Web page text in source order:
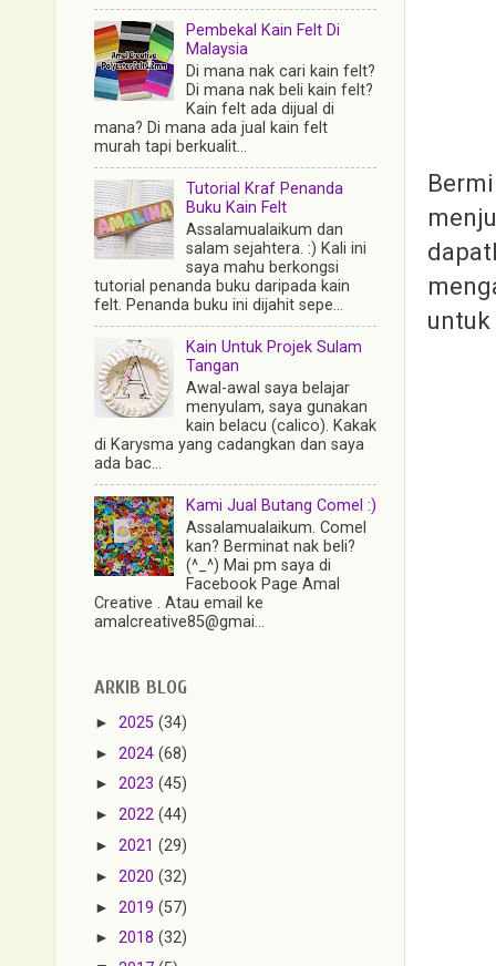
Pembekal Kain Felt Di
Malaysia
Di mana nak cari kain felt?
Di mana nak beli kain felt?
Kain felt ada dijual di
mana? Di mana ada jual kain felt
murah tapi berkualit...
Tutorial Kraf Penanda
Buku Kain Felt
Assalamualaikum dan
salam sejahtera. :) Kali ini
saya mahu berkongsi
tutorial penanda buku daripada kain
felt. Penanda buku ini dijahit sepe...
Kain Untuk Projek Sulam
Tangan
Awal-awal saya belajar
menyulam, saya gunakan
kain belacu (calico). Kakak
di Karysma yang cadangkan dan saya
ada bac...
Kami Jual Butang Comel :)
Assalamualaikum. Comel
kan? Berminat nak beli?
(^_^) Mai pm saya di
Facebook Page Amal
Creative . Atau email ke
amalcreative85@gmai...
ARKIB BLOG
► 2025 (34)
► 2024 (68)
► 2023 (45)
► 2022 (44)
► 2021 (29)
► 2020 (32)
► 2019 (57)
► 2018 (32)